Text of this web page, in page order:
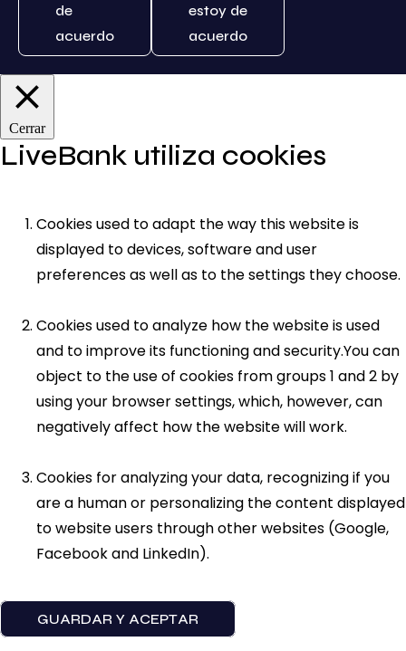
de
acuerdo
estoy de
acuerdo
Cerrar
LiveBank utiliza cookies
Cookies used to adapt the way this website is
displayed to devices, software and user
preferences as well as to the settings they choose.
Cookies used to analyze how the website is used
and to improve its functioning and security.You can
object to the use of cookies from groups 1 and 2 by
using your browser settings, which, however, can
negatively affect how the website will work.
Cookies for analyzing your data, recognizing if you
are a human or personalizing the content displayed
to website users through other websites (Google,
Facebook and LinkedIn).
GUARDAR Y ACEPTAR